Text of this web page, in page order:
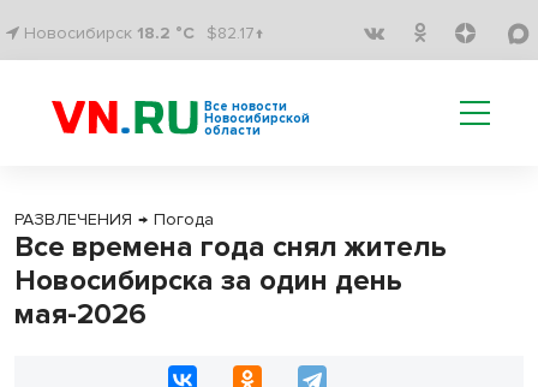
Новосибирск 18.2 °C $82.17↑
Все новости
Новосибирской
области
РАЗВЛЕЧЕНИЯ → Погода
Все времена года снял житель
Новосибирска за один день
мая-2026